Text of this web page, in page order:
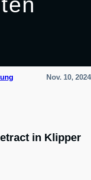
Nov. 10, 2024
in Klipper